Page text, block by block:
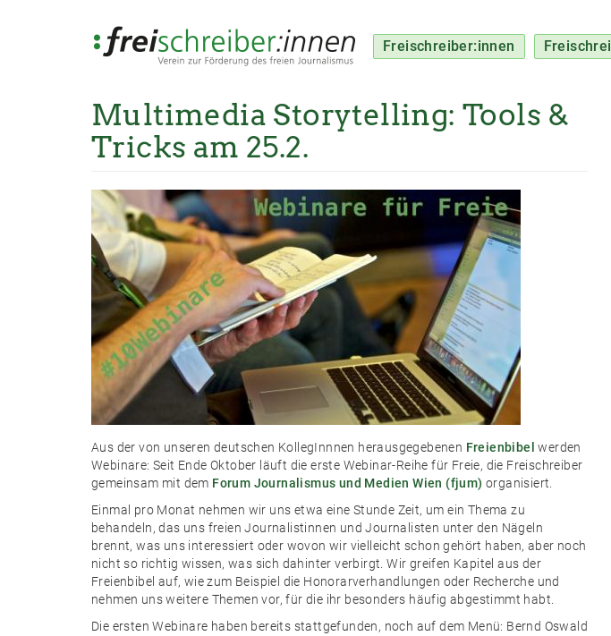
Freischreiber:innen
Multimedia Storytelling: Tools &
Tricks am 25.2.
Aus der von unseren deutschen KollegInnnen herausgegebenen Freienbibel werden
Webinare: Seit Ende Oktober läuft die erste Webinar-Reihe für Freie, die Freischreiber
gemeinsam mit dem Forum Journalismus und Medien Wien (fjum) organisiert.
Einmal pro Monat nehmen wir uns etwa eine Stunde Zeit, um ein Thema zu
behandeln, das uns freien Journalistinnen und Journalisten unter den Nägeln
brennt, was uns interessiert oder wovon wir vielleicht schon gehört haben, aber noch
nicht so richtig wissen, was sich dahinter verbirgt. Wir greifen Kapitel aus der
Freienbibel auf, wie zum Beispiel die Honorarverhandlungen oder Recherche und
nehmen uns weitere Themen vor, für die ihr besonders häufig abgestimmt habt.
Die ersten Webinare haben bereits stattgefunden, noch auf dem Menü: Bernd Oswald